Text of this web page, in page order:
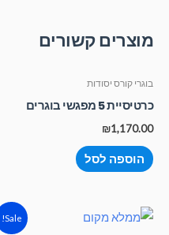
מוצרים קשורים
בוגרי קורס יסודות
כרטיסיית 5 מפגשי בוגרים
₪1,170.00
הוספה לסל
Sale!